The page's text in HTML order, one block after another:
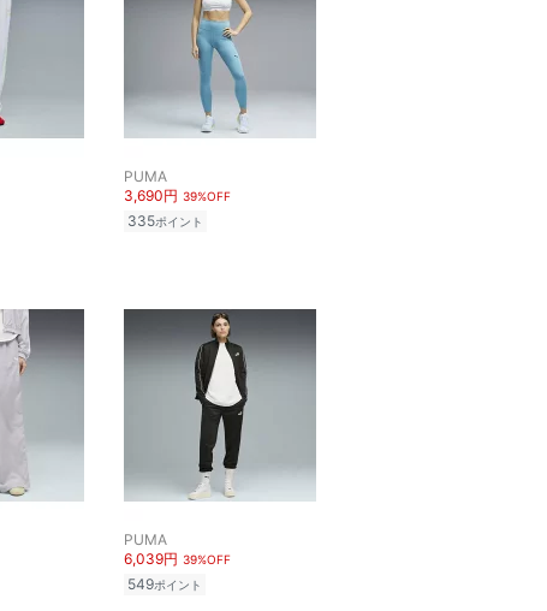
PUMA
3,690円 39%OFF
335ポイント
PUMA
6,039円 39%OFF
549ポイント